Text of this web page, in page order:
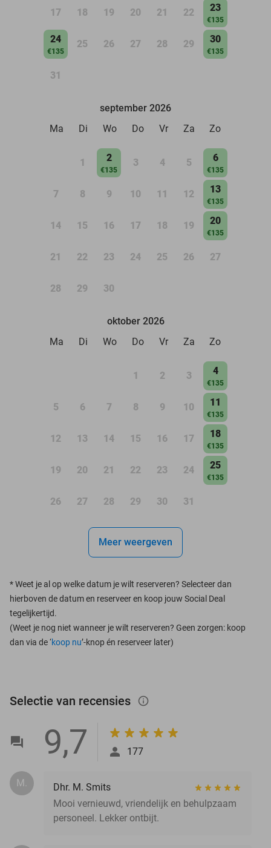
17 18 19 20 21 22 23
€135
24
€135
25 26 27 28 29 30
€135
31
september 2026
Ma
Di Wo Do Vr Za Zo
1 2
€135
3 4 5 6
€135
7 8 9 10 11 12 13
€135
14 15 16 17 18 19 20
€135
21 22 23 24 25 26 27
28 29 30
oktober 2026
Ma
Di Wo Do Vr Za Zo
1 2 3 4
€135
5 6 7 8 9 10 11
€135
12 13 14 15 16 17 18
€135
19 20 21 22 23 24 25
€135
26 27 28 29 30 31
Meer weergeven
*Weet je al op welke datum je wilt reserveren? Selecteer dan
hierboven de datum en reserveer en koop jouw Social Deal
tegelijkertijd.
(Weet je nog niet wanneer je wilt reserveren? Geen zorgen: koop
dan via de ‘koop nu’-knop én reserveer later)
Selectie van recensies info_outlined
9,7 177
M.
Dhr. M. Smits
Mooi vernieuwd, vriendelijk en behulpzaam
personeel. Lekker ontbijt.